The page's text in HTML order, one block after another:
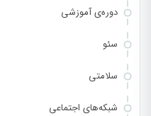
دوره‌ی آموزشی
سئو
سلامتی
شبکه‌های اجتماعی